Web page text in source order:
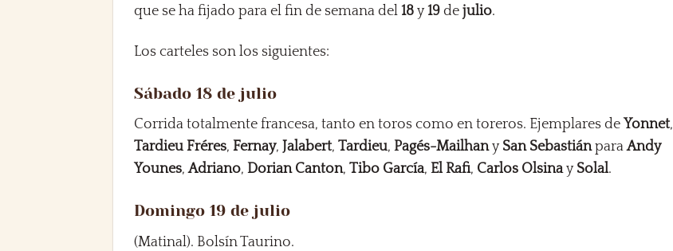
que se ha fijado para el fin de semana del18 y19 dejulio.
Los carteles son los siguientes:
Sábado 18 de julio
Corrida totalmente francesa, tanto en toros como en toreros. Ejemplares de Yonnet,
Tardieu Fréres,Fernay, Jalabert,Tardieu,Pagés-Mailhany San SebastiánparaAndy
Younes,Adriano,Dorian Canton,Tibo García,El Rafi, Carlos Olsinay Solal.
Domingo 19 de julio
(Matinal). Bolsín Taurino.